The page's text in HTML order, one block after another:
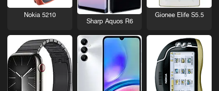
Gionee Elife S5.5
Sharp Aquos R6
Nokia 5210